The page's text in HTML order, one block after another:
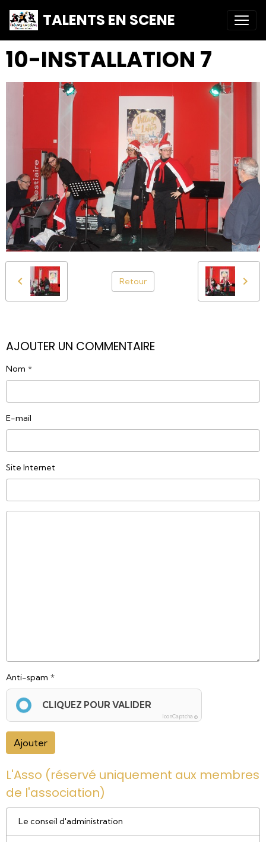
TALENTS EN SCENE
10-INSTALLATION 7
Retour
AJOUTER UN COMMENTAIRE
Nom
E-mail
Site Internet
Anti-spam
CLIQUEZ POUR VALIDER
IconCaptcha ©
Ajouter
L'Asso (réservé uniquement aux membres
de l'association)
Le conseil d'administration